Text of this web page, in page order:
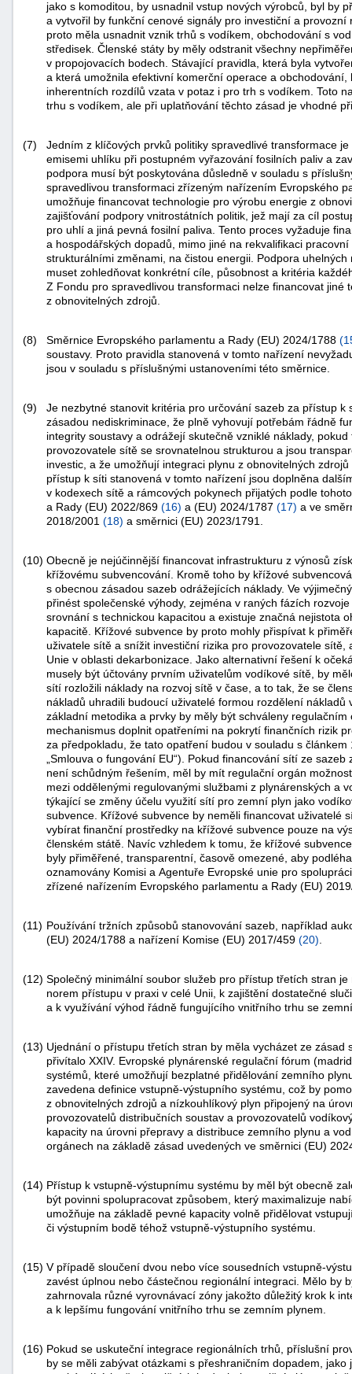
jako s komoditou, by usnadnil vstup nových výrobců, byl by
a vytvořil by funkční cenové signály pro investiční a
proto měla usnadnit vznik trhů s vodíkem, obchodování s
středisek. Členské státy by měly odstranit všechny
v propojovacích bodech. Stávající pravidla, která byla
a která umožnila efektivní komerční operace a
inherentních rozdílů vzata v potaz i pro trh s vodíkem. Toto
trhu s vodíkem, ale při uplatňování těchto zásad je vhodné
(7)
Jedním z klíčových prvků politiky spravedlivé transformace
emisemi uhlíku při postupném vyřazování fosilních paliv a
podpora musí být poskytována důsledně v souladu s
spravedlivou transformaci zřízeným nařízením Evropského
umožňuje financovat technologie pro výrobu energie z
zajišťování podpory vnitrostátních politik, jež mají za cíl
pro uhlí a jiná pevná fosilní paliva. Tento proces vyžaduje
a hospodářských dopadů, mimo jiné na rekvalifikaci
strukturálními změnami, na čistou energii. Podpora
muset zohledňovat konkrétní cíle, působnost a kritéria
Z Fondu pro spravedlivou transformaci nelze financovat jiné
z obnovitelných zdrojů.
(8) Směrnice Evropského parlamentu a Rady (EU) 2024/1788 (
soustavy. Proto pravidla stanovená v tomto nařízení
jsou v souladu s příslušnými ustanoveními této směrnice.
(9)
Je nezbytné stanovit kritéria pro určování sazeb za přístup
zásadou nediskriminace, že plně vyhovují potřebám řádně
integrity soustavy a odrážejí skutečně vzniklé náklady,
provozovatele sítě se srovnatelnou strukturou a jsou
investic, a že umožňují integraci plynu z obnovitelných
přístup k síti stanovená v tomto nařízení jsou doplněna
v kodexech sítě a rámcových pokynech přijatých podle
a Rady (EU) 2022/869 (16) a (EU) 2024/1787 (17) a ve
2018/2001 (18) a směrnici (EU) 2023/1791.
(10) Obecně je nejúčinnější financovat infrastrukturu z výnosů
křížovému subvencování. Kromě toho by křížové
s obecnou zásadou sazeb odrážejících náklady. Ve
přinést společenské výhody, zejména v raných fázích
srovnání s technickou kapacitou a existuje značná nejistota
kapacitě. Křížové subvence by proto mohly přispívat k
uživatele sítě a snížit investiční rizika pro provozovatele
Unie v oblasti dekarbonizace. Jako alternativní řešení k
musely být účtovány prvním uživatelům vodíkové sítě, by
sítí rozložili náklady na rozvoj sítě v čase, a to tak, že se
nákladů uhradili budoucí uživatelé formou rozdělení
základní metodika a prvky by měly být schváleny
mechanismus doplnit opatřeními na pokrytí finančních rizik
za předpokladu, že tato opatření budou v souladu s
„Smlouva o fungování EU“). Pokud financování sítí ze
není schůdným řešením, měl by mít regulační orgán
mezi oddělenými regulovanými službami z plynárenských a
týkající se změny účelu využití sítí pro zemní plyn jako
subvence. Křížové subvence by neměli financovat uživatelé
vybírat finanční prostředky na křížové subvence pouze na
členském státě. Navíc vzhledem k tomu, že křížové
byly přiměřené, transparentní, časově omezené, aby
oznamovány Komisi a Agentuře Evropské unie pro
zřízené nařízením Evropského parlamentu a Rady (EU)
(11) Používání tržních způsobů stanovování sazeb, například
(EU) 2024/1788 a nařízení Komise (EU) 2017/459 (20)
(12) Společný minimální soubor služeb pro přístup třetích stran
norem přístupu v praxi v celé Unii, k zajištění dostatečné
a k využívání výhod řádně fungujícího vnitřního trhu se
(13) Ujednání o přístupu třetích stran by měla vycházet ze
přivítalo XXIV. Evropské plynárenské regulační fórum
systémů, které umožňují bezplatné přidělování zemního
zavedena definice vstupně-výstupního systému, což by
z obnovitelných zdrojů a nízkouhlíkový plyn připojený na
provozovatelů distribučních soustav a provozovatelů
kapacity na úrovni přepravy a distribuce zemního plynu a
orgánech na základě zásad uvedených ve směrnici (EU)
(14) Přístup k vstupně-výstupnímu systému by měl být obecně
být povinni spolupracovat způsobem, který maximalizuje
umožňuje na základě pevné kapacity volně přidělovat
či výstupním bodě téhož vstupně-výstupního systému.
(15) V případě sloučení dvou nebo více sousedních vstupně-
zavést úplnou nebo částečnou regionální integraci. Mělo by
zahrnovala různé vyrovnávací zóny jakožto důležitý krok k
a k lepšímu fungování vnitřního trhu se zemním plynem.
(16) Pokud se uskuteční integrace regionálních trhů, příslušní
by se měli zabývat otázkami s přeshraničním dopadem,